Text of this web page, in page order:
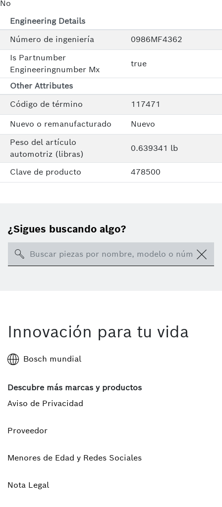
No
Engineering Details
Número de ingeniería
0986MF4362
Is Partnumber
Engineeringnumber Mx
true
Other Attributes
Código de término
117471
Nuevo o remanufacturado
Nuevo
Peso del artículo
automotriz (libras)
0.639341 lb
Clave de producto 478500
¿Sigues buscando algo?
Search
Innovación para tu vida
Bosch mundial
Descubre más marcas y productos
Aviso de Privacidad
Proveedor
Menores de Edad y Redes Sociales
Nota Legal